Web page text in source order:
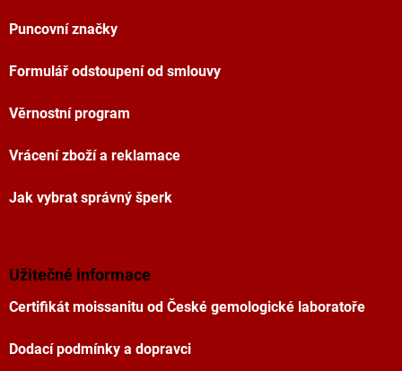
Puncovní značky
Formulář odstoupení od smlouvy
Věrnostní program
Vrácení zboží a reklamace
Jak vybrat správný šperk
Užitečné informace
Certifikát moissanitu od České gemologické laboratoře
Dodací podmínky a dopravci